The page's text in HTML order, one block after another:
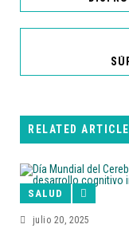
RELATED ARTICLE
SALUD
julio 20, 2025